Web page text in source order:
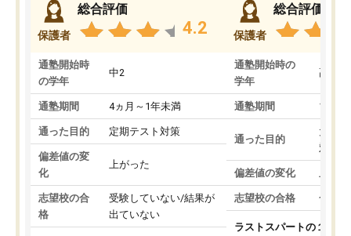
保護者
総合評価
4.2
通塾開始時
の学年
中2
通塾期間 4ヵ月～1年未満
通った目的 定期テスト対策
偏差値の変
化
上がった
志望校の合
格
受験していない/結果が
出ていない
保護者
総合評価
通塾開始時の
学年
高3
通塾期間 1～3
通った目的
大学
対策
偏差値の変化
志望校の合格 合格
ラストスパートの１か月